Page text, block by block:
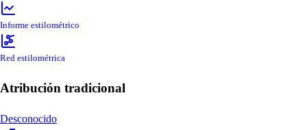
Informe estilométrico
Red estilométrica
Atribución tradicional
Desconocido